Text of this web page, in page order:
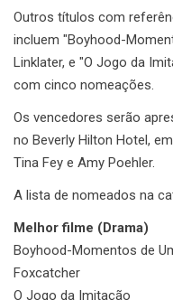
Outros títulos com
incluem "Boyhood-
Linklater, e "O Jogo da
com cinco nomeações.
Os vencedores serão
no Beverly Hilton Hotel,
Tina Fey e Amy Poehler.
A lista de nomeados na
Melhor filme (Drama)
Boyhood-Momentos de
Foxcatcher
O Jogo da Imitação